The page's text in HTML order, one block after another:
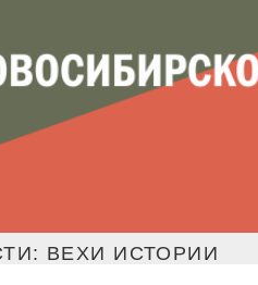
ВЕХИ ИСТОРИИ